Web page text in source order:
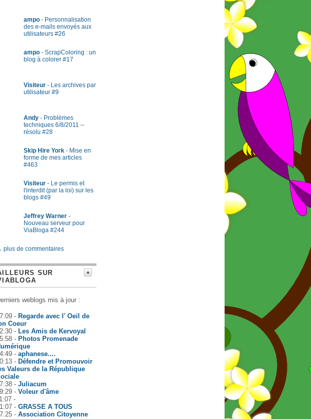
ampo - Personnalisation
des e-mails envoyés aux
utilisateurs #26
ampo - ScrapColoring : un
blog à colorer #17
Visiteur - Les archives par
utilisateur #9
Andy - Problèmes
techniques 6/8/2011 --
résolu #28
Skip Hire York - Mise en
forme de mes articles
#463
Visiteur - Le permis et
l'interdit (par la loi) sur les
blogs #49
Jeffrey Warner -
Nouveau serveur pour
ViaBloga #244
plus de commentaires
SUR
weblogs mis à jour :
- Regarde avec l' Oeil de
Coeur
- Les Amis de Kervoyal
- Photos Promenade
- aphanese....
- Défendre et Promouvoir
Valeurs de la République
- Juliacum
- Voleur d'âme
-
- GRASSE A TOUS
- Association Citoyenne